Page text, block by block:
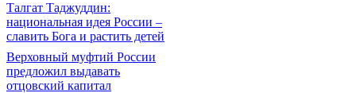
Талгат Таджуддин:
национальная идея России –
славить Бога и растить детей
Верховный муфтий России
предложил выдавать
отцовский капитал